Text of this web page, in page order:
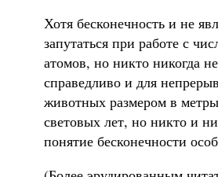
Хотя бесконечность и не
запутаться при работе с
атомов, но никто никогда
справедливо и для
животных размером в
световых лет, но никто и
понятие бесконечности